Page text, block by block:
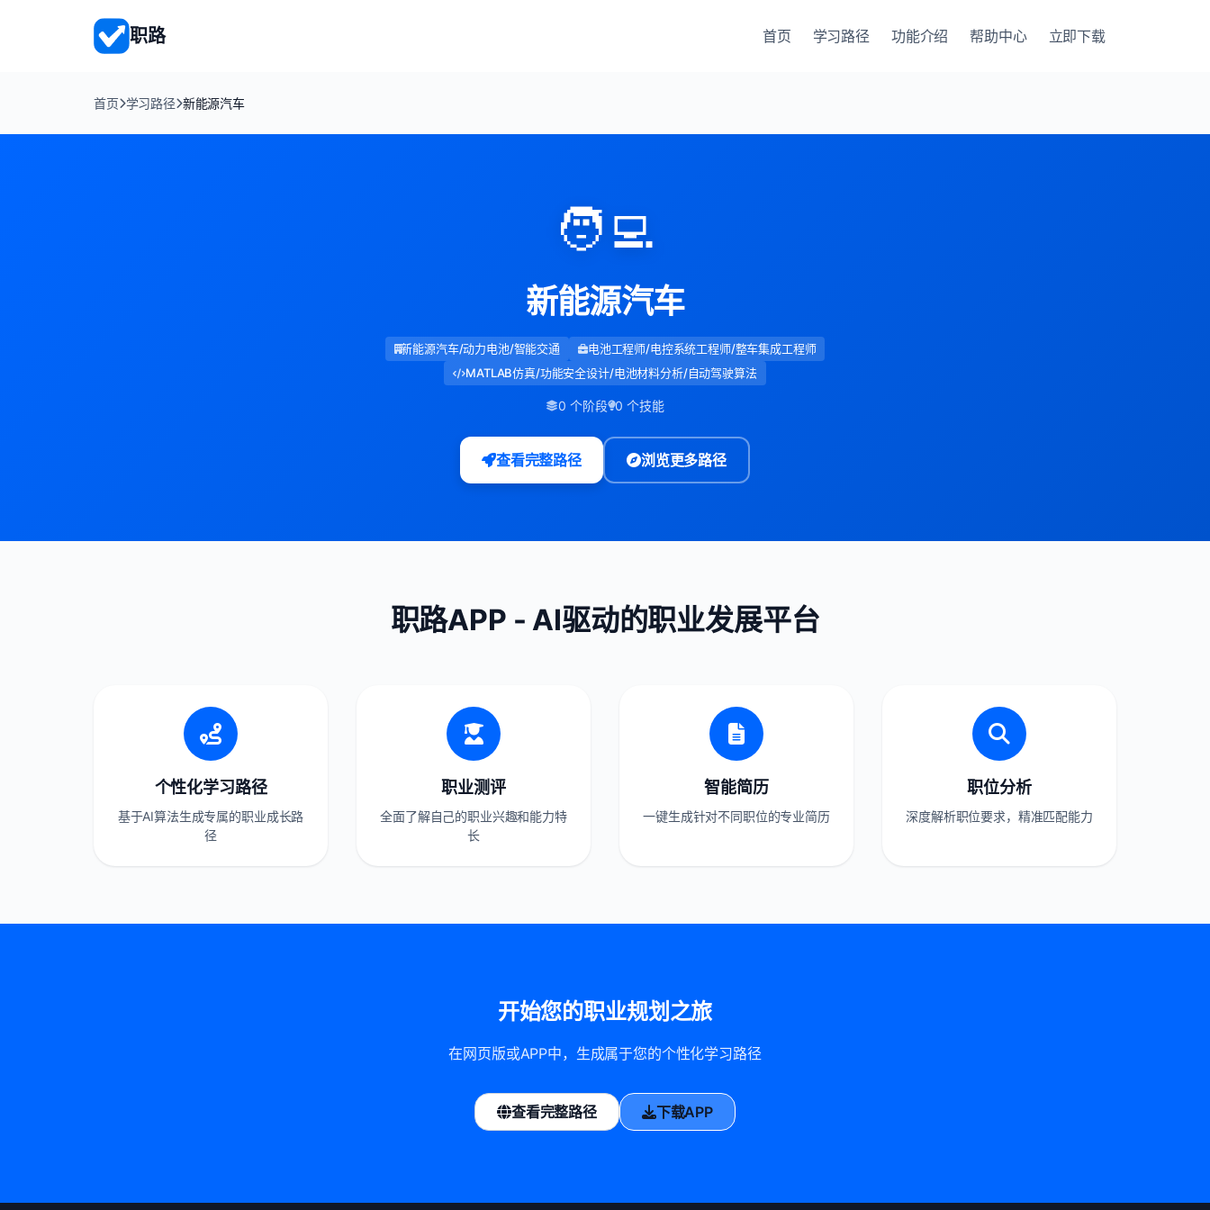
职路 首页 学习路径 功能介绍 帮助中心 立即下载
首页 学习路径 新能源汽车
🧑‍💻
新能源汽车
新能源汽车/动力电池/智能交通
电池工程师/电控系统工程师/整车集成工程师
MATLAB仿真/功能安全设计/电池材料分析/自动驾驶算法
0 个阶段 0 个技能
查看完整路径 浏览更多路径
职路APP - AI驱动的职业发展平台
个性化学习路径
基于AI算法生成专属的职业成长路
径
职业测评
全面了解自己的职业兴趣和能力特
长
智能简历
一键生成针对不同职位的专业简历
职位分析
深度解析职位要求，精准匹配能力
开始您的职业规划之旅
在网页版或APP中，生成属于您的个性化学习路径
查看完整路径 下载APP